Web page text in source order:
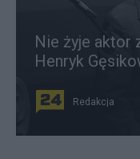
Nie żyje aktor
Henryk
Redakcja